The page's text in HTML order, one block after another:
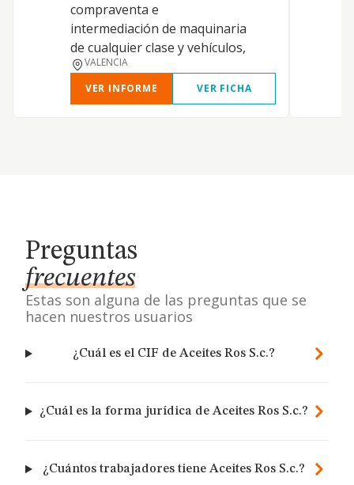
compraventa e
intermediación de maquinaria
de cualquier clase y vehículos,
VALENCIA
VER INFORME
VER FICHA
Preguntas
frecuentes
Estas son alguna de las preguntas que se
hacen nuestros usuarios
¿Cuál es el CIF de Aceites Ros S.c.?
¿Cuál es la forma jurídica de Aceites Ros S.c.?
¿Cuántos trabajadores tiene Aceites Ros S.c.?